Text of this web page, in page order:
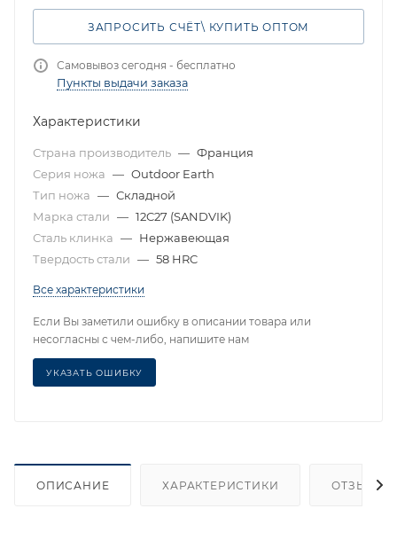
ЗАПРОСИТЬ СЧЁТ\ КУПИТЬ ОПТОМ
Самовывоз сегодня - бесплатно
Пункты выдачи заказа
Характеристики
Страна производитель — Франция
Серия ножа — Outdoor Earth
Тип ножа — Складной
Марка стали — 12C27 (SANDVIK)
Сталь клинка — Нержавеющая
Твердость стали — 58 HRC
Все характеристики
Если Вы заметили ошибку в описании товара или
несогласны с чем-либо, напишите нам
УКАЗАТЬ ОШИБКУ
ОПИСАНИЕ ХАРАКТЕРИСТИКИ ОТЗЫВЫ